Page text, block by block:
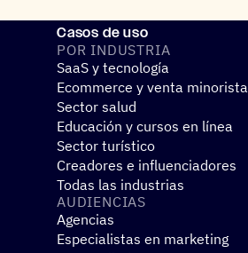
Casos de uso
POR INDUS­TRIA
SaaS y tecnología
Ecommerce y venta minorista
Sector salud
Educación y cursos en línea
Sector turístico
Creadores e influenciadores
Todas las industrias
AUDIEN­CIAS
Agencias
Especialistas en marketing